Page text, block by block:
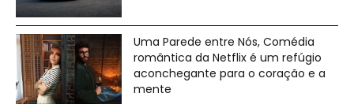
Uma Parede entre Nós, Comédia
romântica da Netflix é um refúgio
aconchegante para o coração e a
mente